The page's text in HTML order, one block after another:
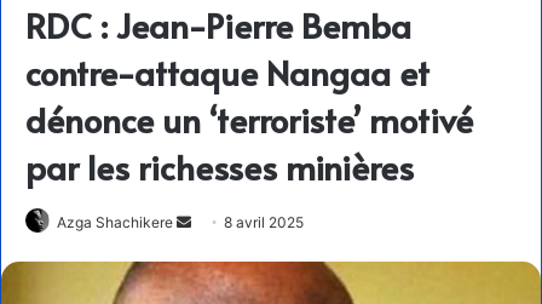
RDC : Jean-Pierre Bemba
contre-attaque Nangaa et
dénonce un ‘terroriste’ motivé
par les richesses minières
Azga Shachikere
Envoyer
courriel
8 avril 2025